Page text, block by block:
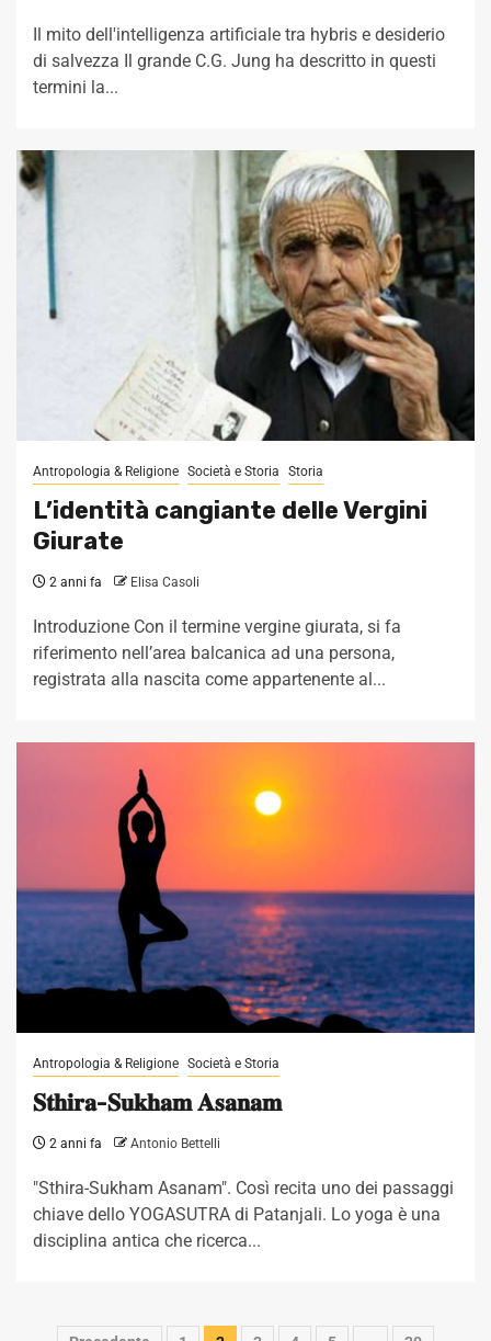
Il mito dell'intelligenza artificiale tra hybris e desiderio
di salvezza Il grande C.G. Jung ha descritto in questi
termini la...
Antropologia & Religione Società e Storia Storia
L’identità cangiante delle Vergini
Giurate
2 anni fa Elisa Casoli
Introduzione Con il termine vergine giurata, si fa
riferimento nell’area balcanica ad una persona,
registrata alla nascita come appartenente al...
Antropologia & Religione Società e Storia
𝐒𝐭𝐡𝐢𝐫𝐚-𝐒𝐮𝐤𝐡𝐚𝐦 𝐀𝐬𝐚𝐧𝐚𝐦
2 anni fa Antonio Bettelli
"Sthira-Sukham Asanam". Così recita uno dei passaggi
chiave dello YOGASUTRA di Patanjali. Lo yoga è una
disciplina antica che ricerca...